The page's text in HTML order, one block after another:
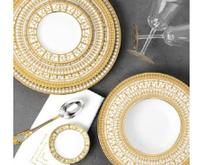
加入
心愿
单